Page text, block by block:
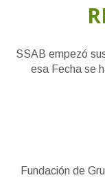
SSAB empezó
esa Fecha se
Fundación de